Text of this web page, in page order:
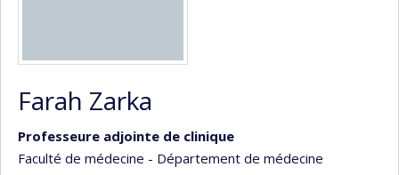
Farah Zarka
Professeure adjointe de clinique
Faculté de médecine - Département de médecine